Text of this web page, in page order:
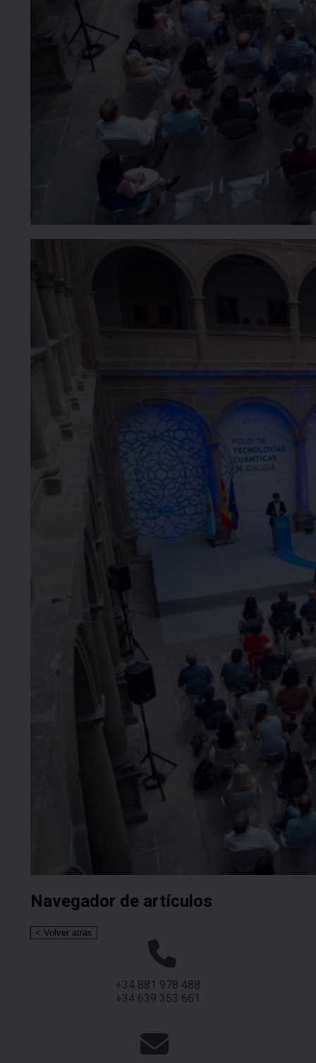
Navegador de artículos
+34 881 978 488
+34 639 353 661